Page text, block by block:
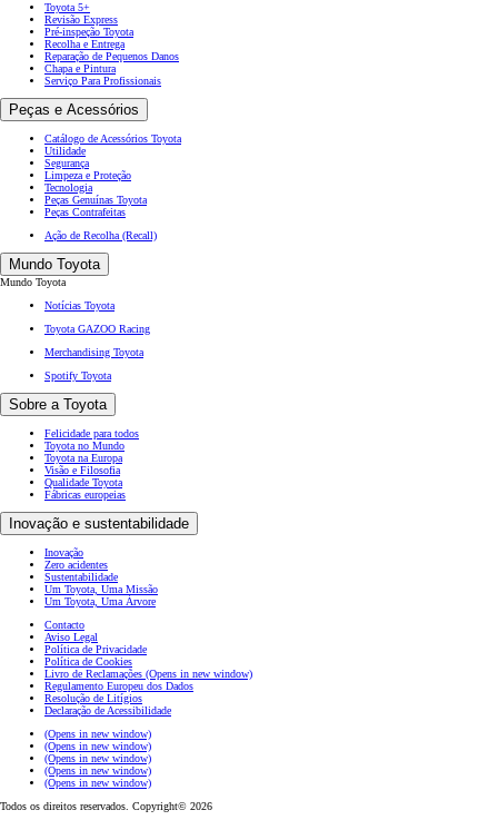
Toyota 5+
Revisão Express
Pré-inspeção Toyota
Recolha e Entrega
Reparação de Pequenos Danos
Chapa e Pintura
Serviço Para Profissionais
Peças e Acessórios
Catálogo de Acessórios Toyota
Utilidade
Segurança
Limpeza e Proteção
Tecnologia
Peças Genuínas Toyota
Peças Contrafeitas
Ação de Recolha (Recall)
Mundo Toyota
Mundo Toyota
Notícias Toyota
Toyota GAZOO Racing
Merchandising Toyota
Spotify Toyota
Sobre a Toyota
Felicidade para todos
Toyota no Mundo
Toyota na Europa
Visão e Filosofia
Qualidade Toyota
Fábricas europeias
Inovação e sustentabilidade
Inovação
Zero acidentes
Sustentabilidade
Um Toyota, Uma Missão
Um Toyota, Uma Árvore
Contacto
Aviso Legal
Política de Privacidade
Política de Cookies
Livro de Reclamações (Opens in new window)
Regulamento Europeu dos Dados
Resolução de Litígios
Declaração de Acessibilidade
(Opens in new window)
(Opens in new window)
(Opens in new window)
(Opens in new window)
(Opens in new window)
Todos os direitos reservados. Copyright© 2026